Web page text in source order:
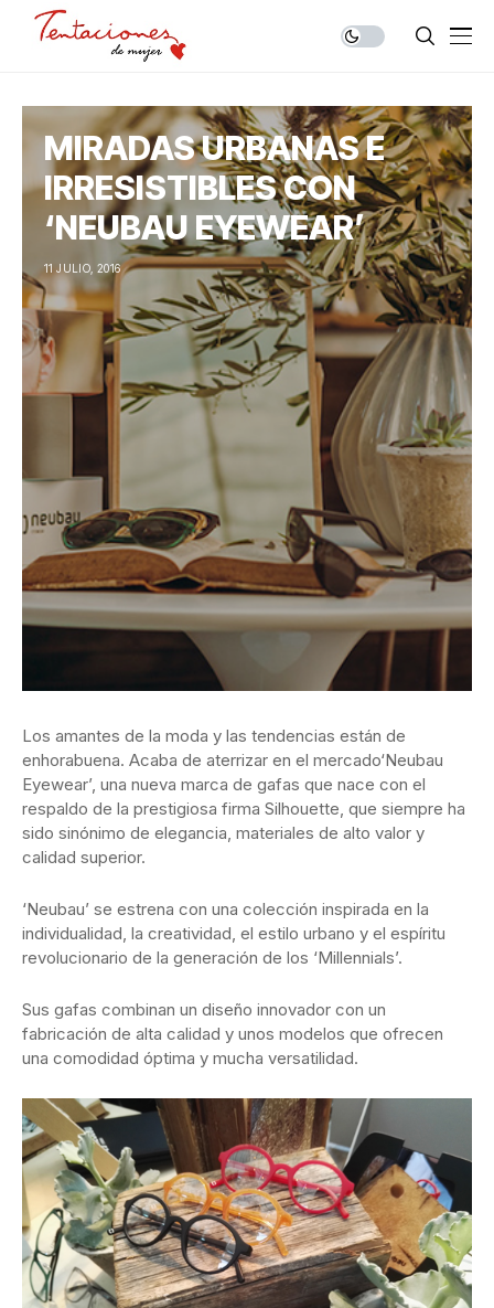
MIRADAS URBANAS E
IRRESISTIBLES CON
‘NEUBAU EYEWEAR’
11 JULIO, 2016
Los amantes de la moda y las tendencias están de
enhorabuena. Acaba de aterrizar en el mercado‘Neubau
Eyewear’, una nueva marca de gafas que nace con el
respaldo de la prestigiosa firma Silhouette, que siempre ha
sido sinónimo de elegancia, materiales de alto valor y
calidad superior.
‘Neubau’ se estrena con una colección inspirada en la
individualidad, la creatividad, el estilo urbano y el espíritu
revolucionario de la generación de los ‘Millennials’.
Sus gafas combinan un diseño innovador con un
fabricación de alta calidad y unos modelos que ofrecen
una comodidad óptima y mucha versatilidad.